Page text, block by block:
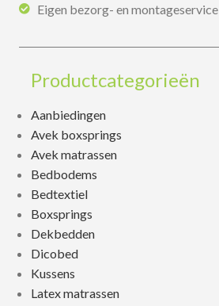
Eigen bezorg- en montageservice
Productcategorieën
Aanbiedingen
Avek boxsprings
Avek matrassen
Bedbodems
Bedtextiel
Boxsprings
Dekbedden
Dicobed
Kussens
Latex matrassen